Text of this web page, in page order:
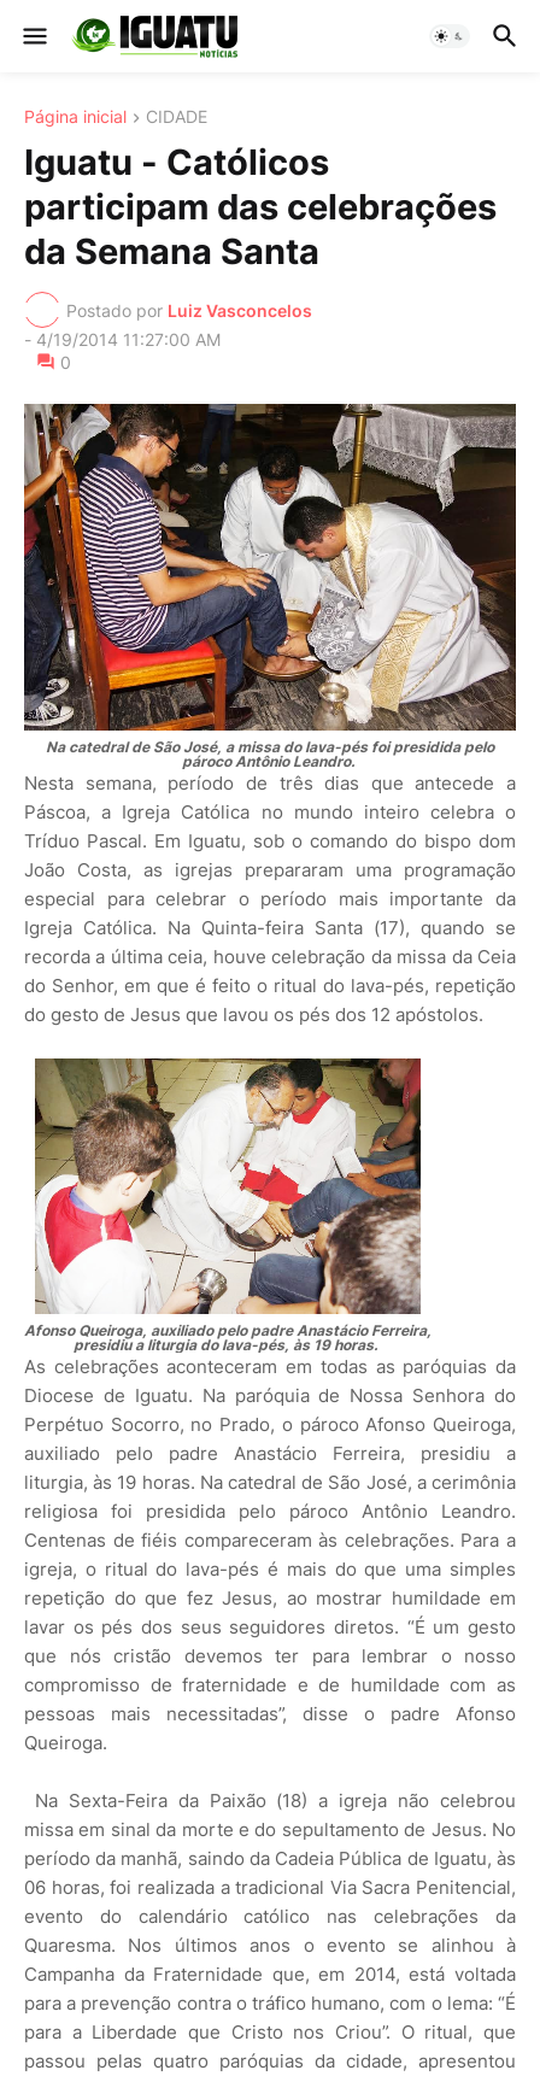
Página inicial CIDADE
Iguatu - Católicos
participam das celebrações
da Semana Santa
Postado por Luiz Vasconcelos
- 4/19/2014 11:27:00 AM
0
Na catedral de São José, a missa do lava-pés foi presidida pelo
pároco Antônio Leandro.
Nesta semana, período de três dias que antecede a
Páscoa, a Igreja Católica no mundo inteiro celebra o
Tríduo Pascal. Em Iguatu, sob o comando do bispo dom
João Costa, as igrejas prepararam uma programação
especial para celebrar o período mais importante da
Igreja Católica. Na Quinta-feira Santa (17), quando se
recorda a última ceia, houve celebração da missa da Ceia
do Senhor, em que é feito o ritual do lava-pés, repetição
do gesto de Jesus que lavou os pés dos 12 apóstolos.
Afonso Queiroga, auxiliado pelo padre Anastácio Ferreira,
presidiu a liturgia do lava-pés, às 19 horas.
As celebrações aconteceram em todas as paróquias da
Diocese de Iguatu. Na paróquia de Nossa Senhora do
Perpétuo Socorro, no Prado, o pároco Afonso Queiroga,
auxiliado pelo padre Anastácio Ferreira, presidiu a
liturgia, às 19 horas. Na catedral de São José, a cerimônia
religiosa foi presidida pelo pároco Antônio Leandro.
Centenas de fiéis compareceram às celebrações. Para a
igreja, o ritual do lava-pés é mais do que uma simples
repetição do que fez Jesus, ao mostrar humildade em
lavar os pés dos seus seguidores diretos. “É um gesto
que nós cristão devemos ter para lembrar o nosso
compromisso de fraternidade e de humildade com as
pessoas mais necessitadas”, disse o padre Afonso
Queiroga.
Na Sexta-Feira da Paixão (18) a igreja não celebrou
missa em sinal da morte e do sepultamento de Jesus. No
período da manhã, saindo da Cadeia Pública de Iguatu, às
06 horas, foi realizada a tradicional Via Sacra Penitencial,
evento do calendário católico nas celebrações da
Quaresma. Nos últimos anos o evento se alinhou à
Campanha da Fraternidade que, em 2014, está voltada
para a prevenção contra o tráfico humano, com o lema: “É
para a Liberdade que Cristo nos Criou”. O ritual, que
passou pelas quatro paróquias da cidade, apresentou